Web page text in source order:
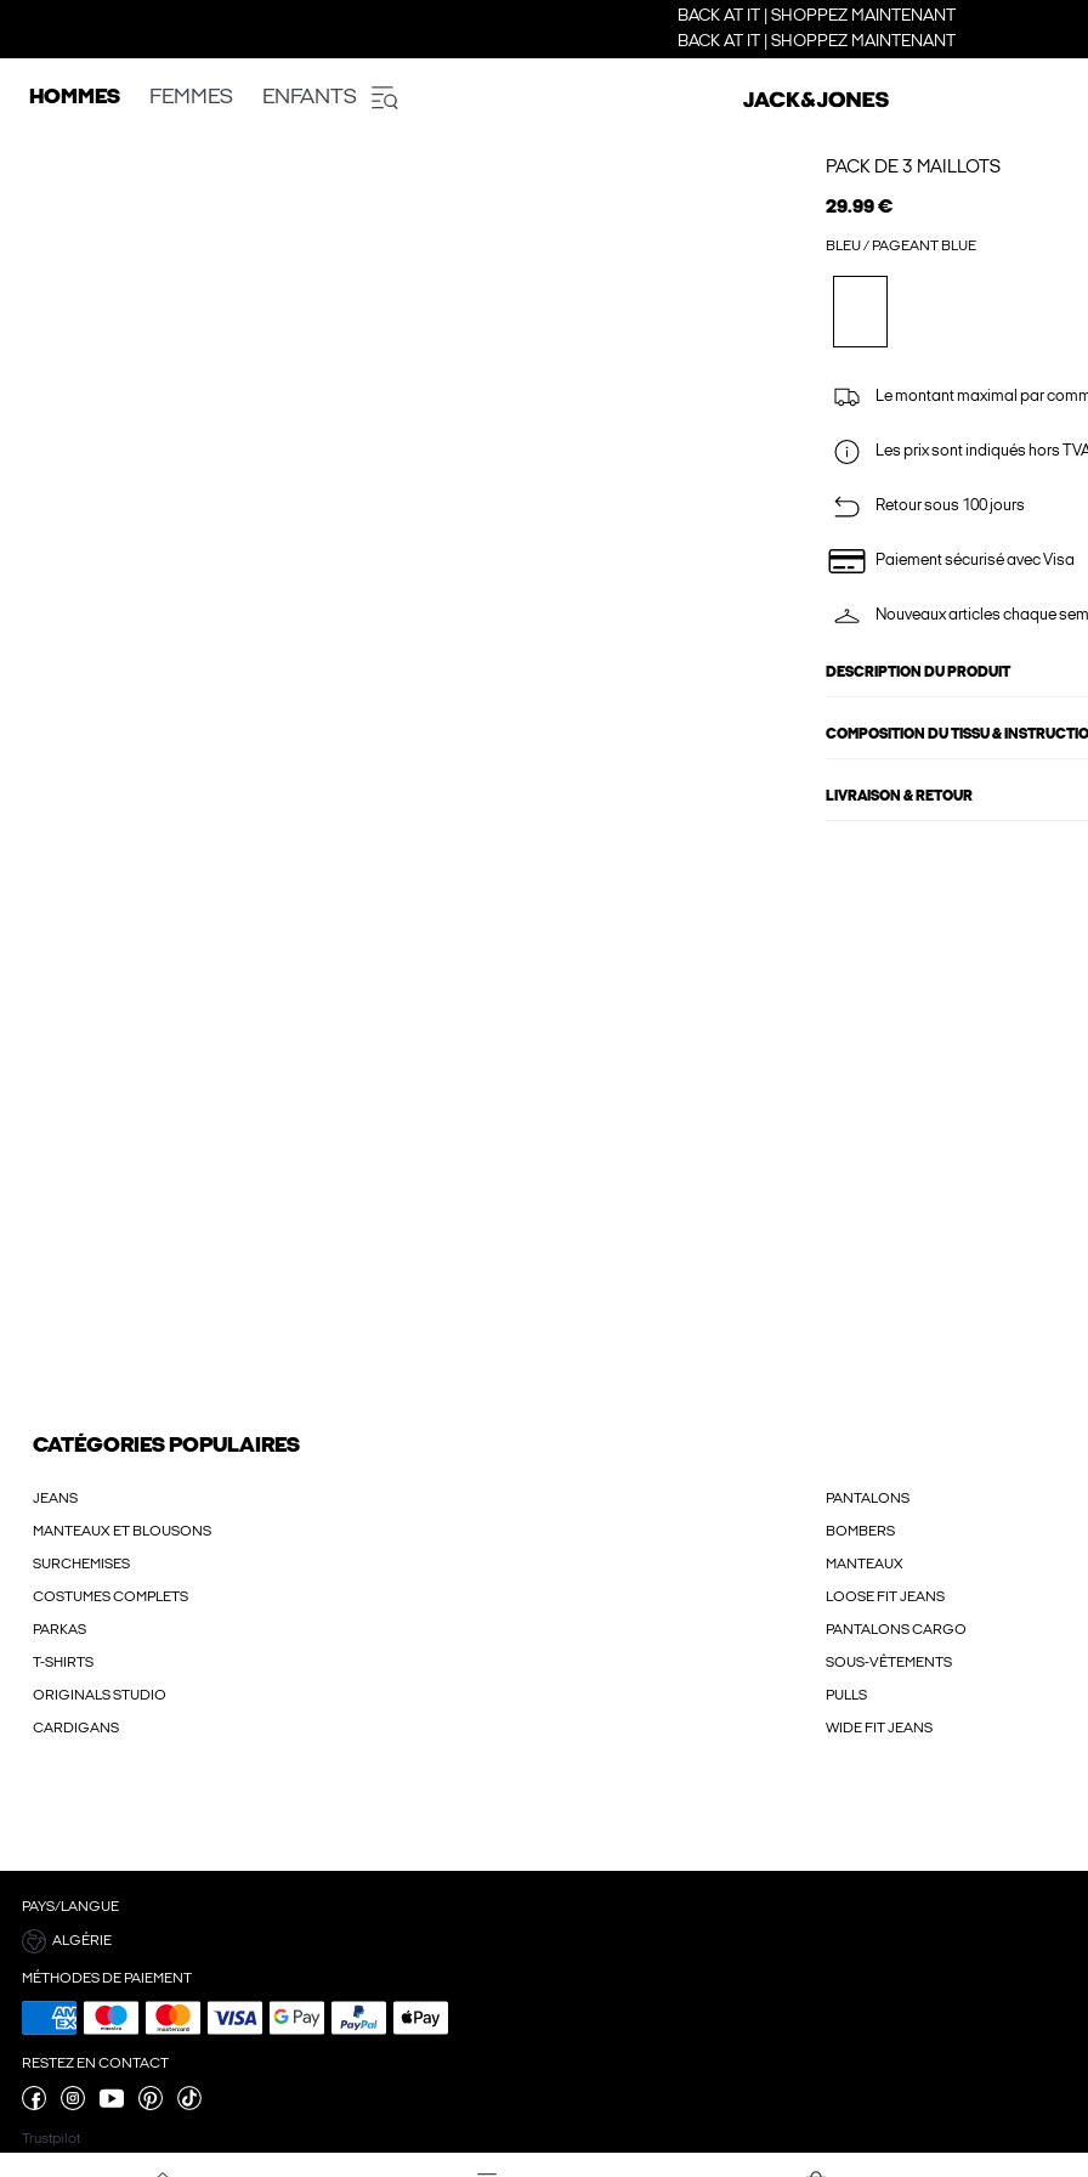
BACK AT IT | SHOPPEZ MAINTENANT
BACK AT IT | SHOPPEZ MAINTENANT
HOMMES FEMMES ENFANTS
PACK DE 3 MAILLOTS
29.99 €
BLEU / PAGEANT BLUE
Le montant maximal par
Les prix sont indiqués hors
Retour sous 100 jours
Paiement sécurisé avec Visa
Nouveaux articles chaque
DESCRIPTION DU PRODUIT
COMPOSITION DU TISSU &
LIVRAISON & RETOUR
CATÉGORIES POPULAIRES
JEANS PANTALONS
MANTEAUX ET BLOUSONS BOMBERS
SURCHEMISES MANTEAUX
COSTUMES COMPLETS LOOSE FIT JEANS
PARKAS PANTALONS CARGO
T-SHIRTS SOUS-VÊTEMENTS
ORIGINALS STUDIO PULLS
CARDIGANS WIDE FIT JEANS
PAYS/LANGUE
ALGÉRIE
MÉTHODES DE PAIEMENT
RESTEZ EN CONTACT
Trustpilot